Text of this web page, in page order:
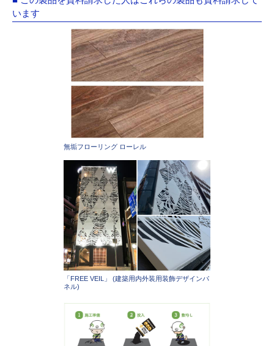
います
無垢フローリング ローレル
「FREE VEIL」 (建築用内外装用装飾デザインパ
ネル)